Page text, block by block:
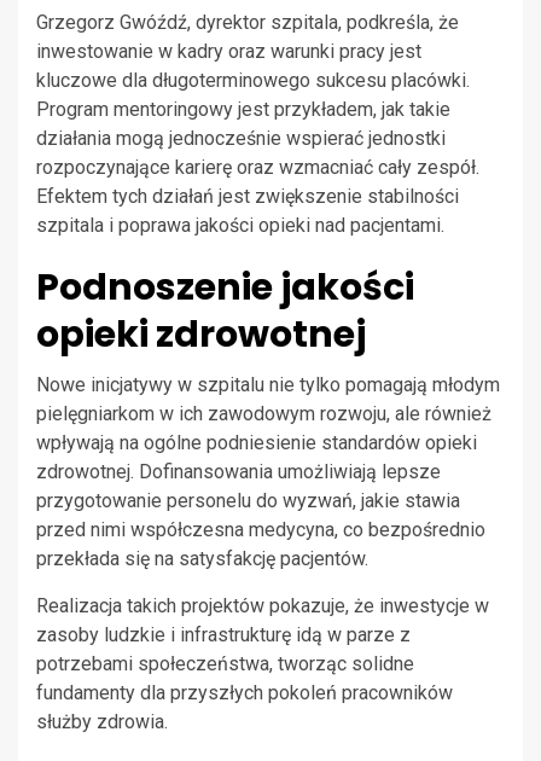
Grzegorz Gwóźdź, dyrektor szpitala, podkreśla, że
inwestowanie w kadry oraz warunki pracy jest
kluczowe dla długoterminowego sukcesu placówki.
Program mentoringowy jest przykładem, jak takie
działania mogą jednocześnie wspierać jednostki
rozpoczynające karierę oraz wzmacniać cały zespół.
Efektem tych działań jest zwiększenie stabilności
szpitala i poprawa jakości opieki nad pacjentami.
Podnoszenie jakości
opieki zdrowotnej
Nowe inicjatywy w szpitalu nie tylko pomagają młodym
pielęgniarkom w ich zawodowym rozwoju, ale również
wpływają na ogólne podniesienie standardów opieki
zdrowotnej. Dofinansowania umożliwiają lepsze
przygotowanie personelu do wyzwań, jakie stawia
przed nimi współczesna medycyna, co bezpośrednio
przekłada się na satysfakcję pacjentów.
Realizacja takich projektów pokazuje, że inwestycje w
zasoby ludzkie i infrastrukturę idą w parze z
potrzebami społeczeństwa, tworząc solidne
fundamenty dla przyszłych pokoleń pracowników
służby zdrowia.